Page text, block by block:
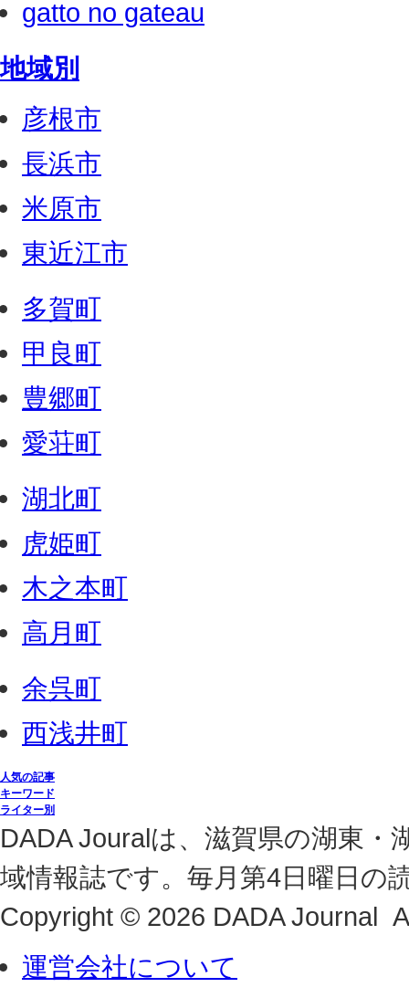
gatto no gateau
地域別
彦根市
長浜市
米原市
東近江市
多賀町
甲良町
豊郷町
愛荘町
湖北町
虎姫町
木之本町
高月町
余呉町
西浅井町
人気の記事
キーワード
ライター別
DADA Jouralは、滋賀県の湖東
域情報誌です。毎月第4日曜日の
Copyright © 2026 DADA Journal
運営会社について